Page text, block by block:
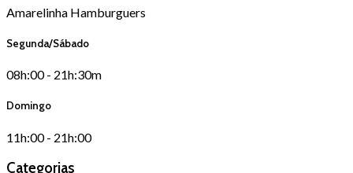
Amarelinha Hamburguers
Segunda/Sábado
08h:00 - 21h:30m
Domingo
11h:00 - 21h:00
Categorias